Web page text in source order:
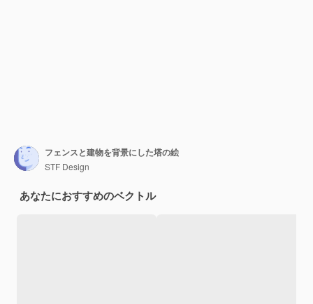
フェンスと建物を背景にした塔の絵
STF Design
あなたにおすすめのベクトル